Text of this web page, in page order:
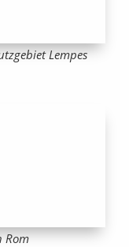
Lempes
Rom